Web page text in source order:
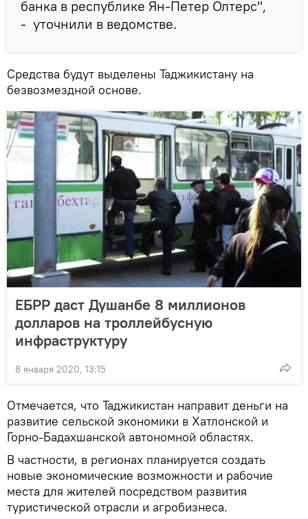
банка в республике Ян-Петер Олтерс",
- уточнили в ведомстве.
Средства будут выделены Таджикистану на
безвозмездной основе.
ЕБРР даст Душанбе 8 миллионов
долларов на троллейбусную
инфраструктуру
8 января 2020, 13:15
Отмечается, что Таджикистан направит деньги на
развитие сельской экономики в Хатлонской и
Горно-Бадахшанской автономной областях.
В частности, в регионах планируется создать
новые экономические возможности и рабочие
места для жителей посредством развития
туристической отрасли и агробизнеса.